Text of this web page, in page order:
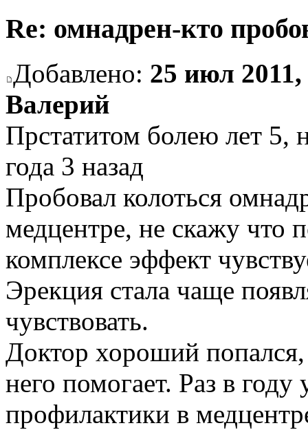
Re: омнадрен-кто
Добавлено: 25 июл
Валерий
Прстатитом болею лет 5,
года 3 назад
Пробовал колоться
медцентре, не скажу что
комплексе эффект
Эрекция стала чаще
чувствовать.
Доктор хороший попался,
него помогает. Раз в
профилактики в